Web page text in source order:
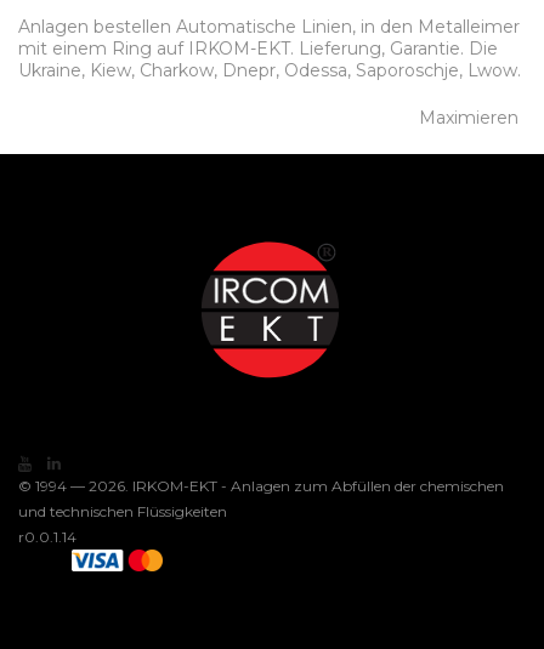
Anlagen bestellen Automatische Linien, in den Metalleimer
mit einem Ring auf IRKOM-EKT. Lieferung, Garantie. Die
Ukraine, Kiew, Charkow, Dnepr, Odessa, Saporoschje, Lwow.
Maximieren
© 1994 — 2026. IRKOM-EKT - Anlagen zum Abfüllen der chemischen
und technischen Flüssigkeiten
r0.0.1.14